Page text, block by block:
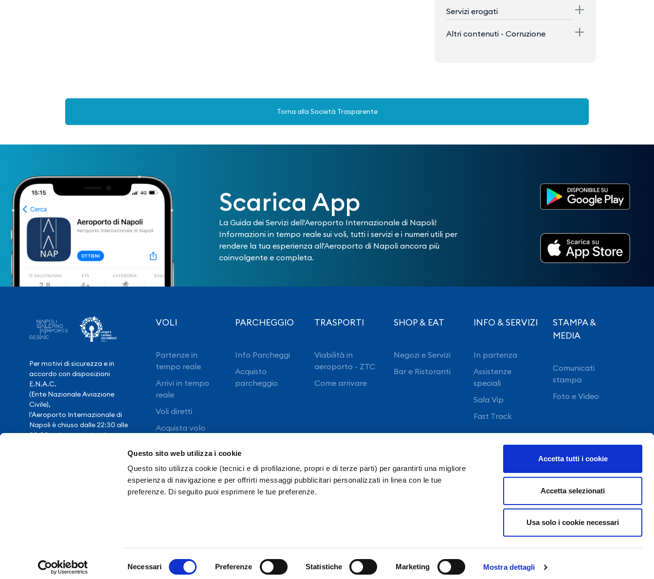
Questo sito web utilizza i cookie
Questo sito utilizza cookie (tecnici e di profilazione, propri e di terze parti) per garantirti una migliore
esperienza di navigazione e per offrirti messaggi pubblicitari personalizzati in linea con le tue
preferenze. Di seguito puoi esprimere le tue preferenze.
Necessari Preferenze Statistiche Marketing Mostra dettagli
Accetta tutti i cookie
Accetta selezionati
Usa solo i cookie necessari
Servizi erogati
Altri contenuti - Corruzione
Torna alla Società Trasparente
Scarica App
La Guida dei Servizi dell'Aeroporto Internazionale di Napoli!
Informazioni in tempo reale sui voli, tutti i servizi e i numeri utili per
rendere la tua esperienza all'Aeroporto di Napoli ancora più
coinvolgente e completa.
Per motivi di sicurezza e in
accordo con disposizioni
E.N.A.C.
(Ente Nazionale Aviazione
Civile),
l'Aeroporto Internazionale di
Napoli è chiuso dalle 22:30 alle
03:30, salvo eccezionale
VOLI
Partenze in
tempo reale
Arrivi in tempo
reale
Voli diretti
Acquista volo
PARCHEGGIO
Info Parcheggi
Acquisto
parcheggio
TRASPORTI
Viabilità in
aeroporto - ZTC
Come arrivare
SHOP & EAT
Negozi e Servizi
Bar e Ristoranti
INFO & SERVIZI
In partenza
Assistenze
speciali
Sala Vip
Fast Track
STAMPA &
MEDIA
Comunicati
stampa
Foto e Video
Privacy policy
Privacy Policy FlyNAP Accessibilità NAPP Staff
©Copyright 2022 GE.S.A.C. S.p.a. NAPOLI -
Sociale €27.368.432,00 int. vers.
Uffici Direzionali GESAC - Aeroporto di Capodichino -
80144 Napoli - Italy - P.IVA e C.F. 03166090633